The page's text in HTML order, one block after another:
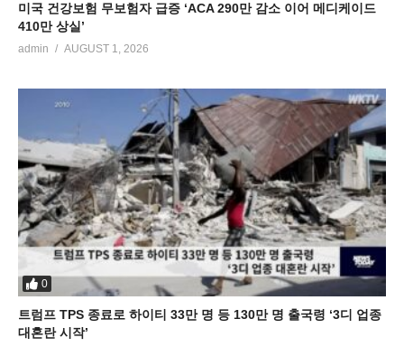
미국 건강보험 무보험자 급증 ‘ACA 290만 감소 이어 메디케이드
410만 상실’
admin AUGUST 1, 2026
0
트럼프 TPS 종료로 하이티 33만 명 등 130만 명 출국령 ‘3디 업종
대혼란 시작’